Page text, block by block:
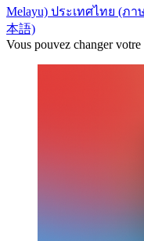
Melayu) ประเทศไทย (ภา
本語)
Vous pouvez changer